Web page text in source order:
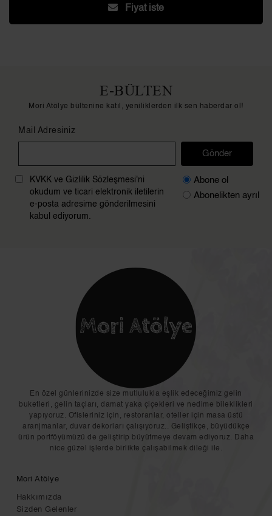
Fiyat iste
E-BÜLTEN
Mori Atölye bültenine katıl, yeniliklerden ilk sen haberdar ol!
Mail Adresiniz
Gönder
KVKK ve Gizlilik Sözleşmesi'ni
okudum ve ticari elektronik iletilerin
e-posta adresime gönderilmesini
kabul ediyorum.
Abone ol
Abonelikten ayrıl
En özel günlerinizde size mutlulukla eşlik edeceğimiz gelin
buketleri, gelin taçları, damat yaka çiçekleri ve nedime bileklikleri
yapıyoruz. Ofisleriniz için, restoranlar, oteller için masa üstü
aranjmanlar, duvar dekorları çalışıyoruz.. Geliştikçe, büyüdükçe
ürün portföyümüzü de geliştirip büyütmeye devam ediyoruz. Daha
nice güzel işlerde birlikte çalışabilmek dileği ile.
Mori Atölye
Hakkımızda
Sizden Gelenler